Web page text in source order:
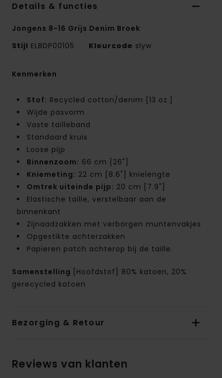
Details & functies
Jongens 8-16 Grijs Denim Broek
Stijl ELBDP00105 Kleurcode slyw
Kenmerken
Stof: Recycled cotton/denim [13 oz.]
Wijde pasvorm
Vaste tailleband
Standaard kruis
Loose pijp
Binnenzoom: 66 cm [26"]
Kniemeting: 22 cm [8.6"] knielengte
Omtrek uiteinde pijp: 20 cm [7.9"]
Elastische taille, verstelbaar aan de
binnenkant
Zijnaadzakken met verborgen muntenvakjes
Opgestikte achterzakken
Papieren patch achterop bij de taille.
Samenstelling
[Hoofdstof] 80% katoen, 20%
gerecycled katoen
Bezorging & Retour
Reviews van klanten